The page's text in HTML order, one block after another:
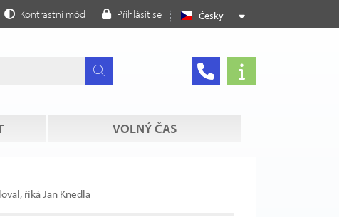
Česky
Kontrastní mód Přihlásit se
VOLNÝ ČAS
říká Jan Knedla